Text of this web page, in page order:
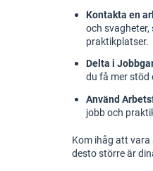
Kontakta en
och
praktikplatser.
Delta i
du få mer stöd
Använd
jobb och
Kom ihåg att
desto större är